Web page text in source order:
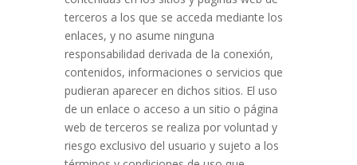
terceros a los que se acceda mediante los
enlaces, y no asume ninguna
responsabilidad derivada de la conexión,
contenidos, informaciones o servicios que
pudieran aparecer en dichos sitios. El uso
de un enlace o acceso a un sitio o página
web de terceros se realiza por voluntad y
riesgo exclusivo del usuario y sujeto a los